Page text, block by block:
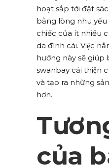
hoạt sắp tới đặt
bằng lòng nhu
chiếc của ít nhiều
da đình cài. Việc
hướng này sẽ giúp
swanbay cải thiện
và tạo ra những
hơn.
của